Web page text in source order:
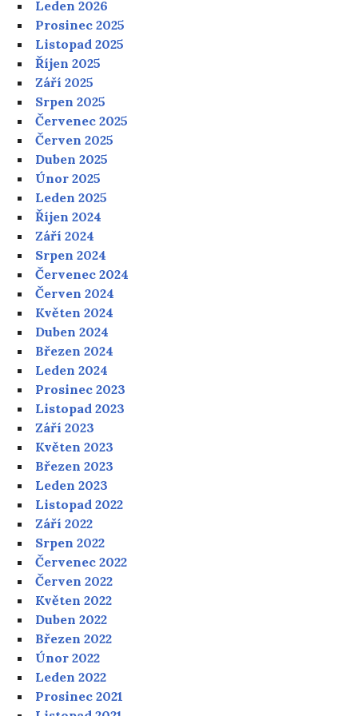
Leden 2026
Prosinec 2025
Listopad 2025
Říjen 2025
Září 2025
Srpen 2025
Červenec 2025
Červen 2025
Duben 2025
Únor 2025
Leden 2025
Říjen 2024
Září 2024
Srpen 2024
Červenec 2024
Červen 2024
Květen 2024
Duben 2024
Březen 2024
Leden 2024
Prosinec 2023
Listopad 2023
Září 2023
Květen 2023
Březen 2023
Leden 2023
Listopad 2022
Září 2022
Srpen 2022
Červenec 2022
Červen 2022
Květen 2022
Duben 2022
Březen 2022
Únor 2022
Leden 2022
Prosinec 2021